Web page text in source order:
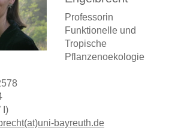
Professorin
Funktionelle und
Tropische
Pflanzenoekologie
I)
bayreuth.de